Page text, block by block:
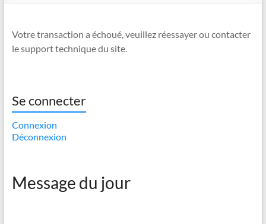
Votre transaction a échoué, veuillez réessayer ou contacter
le support technique du site.
Se connecter
Connexion
Déconnexion
Message du jour